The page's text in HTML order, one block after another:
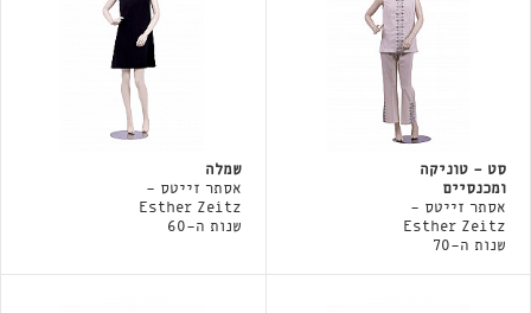
סט - טוניקה
ומכנסיים
אסתר זייטס -
Esther Zeitz
שנות ה-70
שמלה
אסתר זייטס -
Esther Zeitz
שנות ה-60